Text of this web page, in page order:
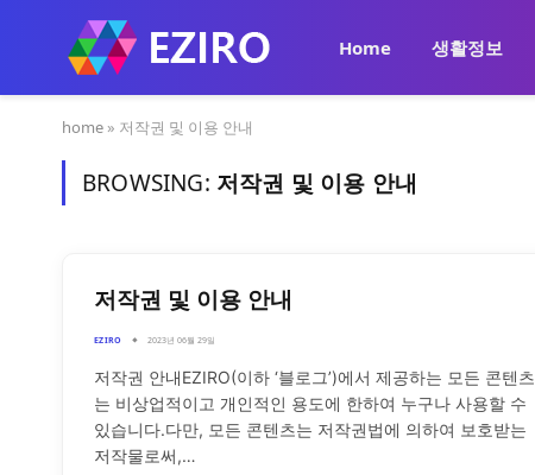
Home 생활정보
home » 저작권 및 이용 안내
BROWSING: 저작권 및 이용 안내
저작권 및 이용 안내
EZIRO 2023년 06월 29일
저작권 안내EZIRO(이하 ‘블로그’)에서 제공하는 모든 콘텐츠
는 비상업적이고 개인적인 용도에 한하여 누구나 사용할 수
있습니다.다만, 모든 콘텐츠는 저작권법에 의하여 보호받는
저작물로써,…